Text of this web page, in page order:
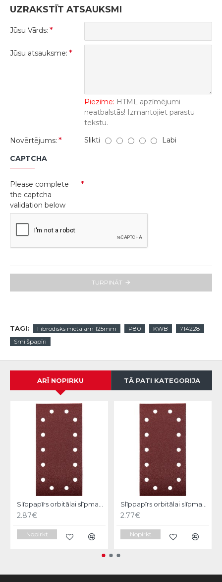
UZRAKSTĪT ATSAUKSMI
Jūsu Vārds:
Jūsu atsauksme:
Piezīme: HTML apzīmējumi
neatbalstās! Izmantojiet parastu
tekstu.
Novērtējums:
Slikti Labi
CAPTCHA
Please complete
the captcha
validation below
TURPINĀT
TAGI: Fibrodisks metālam 125mm P80 KWB
714228
Smilšpapīri
ARĪ NOPIRKU TĀ PATI KATEGORIJA
Slīppapīrs orbitālai slīpmašīnai 115x230,P80, KWB
2.87€
Nopirkt
Slīppapīrs orbitālai slīpmašīnai 115x230,P120, KWB
2.77€
Nopirkt